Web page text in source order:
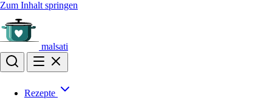
Zum Inhalt springen
malsati
Rezepte